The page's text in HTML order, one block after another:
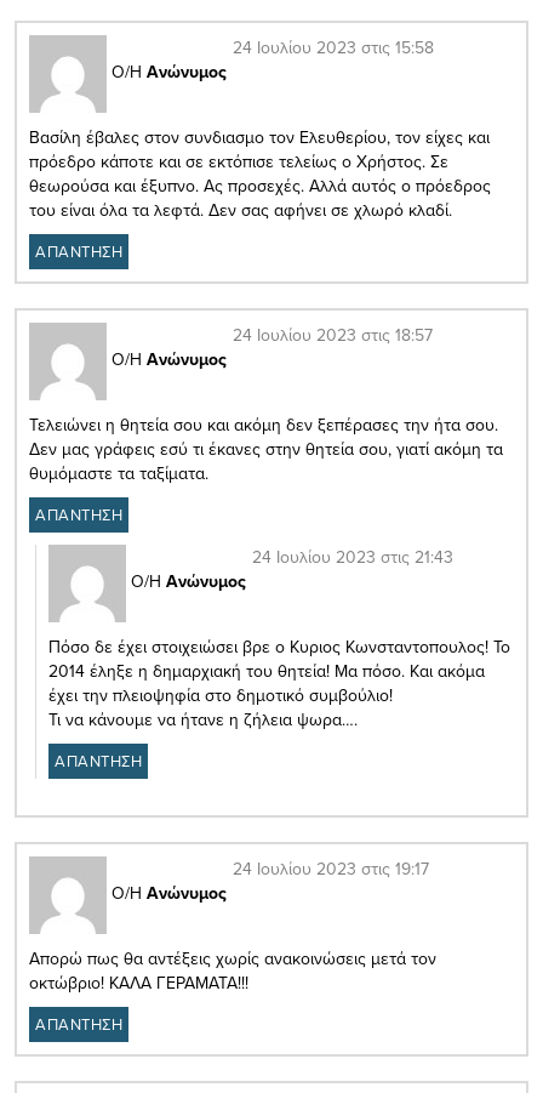
Ο/Η Ανώνυμος
24 Ιουλίου 2023 στις 15:58
Βασίλη έβαλες στον συνδιασμο τον Ελευθερίου, τον είχες και
πρόεδρο κάποτε και σε εκτόπισε τελείως ο Χρήστος. Σε
θεωρούσα και έξυπνο. Ας προσεχές. Αλλά αυτός ο πρόεδρος
του είναι όλα τα λεφτά. Δεν σας αφήνει σε χλωρό κλαδί.
ΑΠΑΝΤΗΣΗ
Ο/Η Ανώνυμος
24 Ιουλίου 2023 στις 18:57
Τελειώνει η θητεία σου και ακόμη δεν ξεπέρασες την ήτα σου.
Δεν μας γράφεις εσύ τι έκανες στην θητεία σου, γιατί ακόμη τα
θυμόμαστε τα ταξίματα.
ΑΠΑΝΤΗΣΗ
Ο/Η Ανώνυμος
24 Ιουλίου 2023 στις 21:43
Πόσο δε έχει στοιχειώσει βρε ο Κυριος Κωνσταντοπουλος! Το
2014 έληξε η δημαρχιακή του θητεία! Μα πόσο. Και ακόμα
έχει την πλειοψηφία στο δημοτικό συμβούλιο!
Τι να κάνουμε να ήτανε η ζήλεια ψωρα….
ΑΠΑΝΤΗΣΗ
Ο/Η Ανώνυμος
24 Ιουλίου 2023 στις 19:17
Aπορώ πως θα αντέξεις χωρίς ανακοινώσεις μετά τον
οκτώβριο! ΚΑΛΑ ΓΕΡΑΜΑΤΑ!!!
ΑΠΑΝΤΗΣΗ